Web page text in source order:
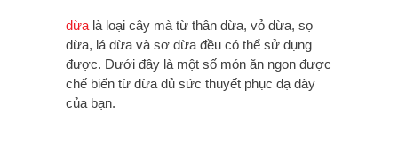
dừa là loại cây mà từ thân dừa, vỏ dừa, sọ
dừa, lá dừa và sơ dừa đều có thể sử dụng
được. Dưới đây là một số món ăn ngon được
chế biến từ dừa đủ sức thuyết phục dạ dày
của bạn.